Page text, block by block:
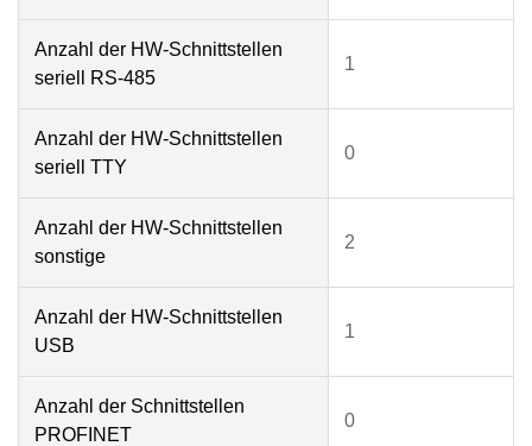
Anzahl der HW-Schnittstellen
seriell RS-485
1
Anzahl der HW-Schnittstellen
seriell TTY
0
Anzahl der HW-Schnittstellen
sonstige
2
Anzahl der HW-Schnittstellen
USB
1
Anzahl der Schnittstellen
PROFINET
0